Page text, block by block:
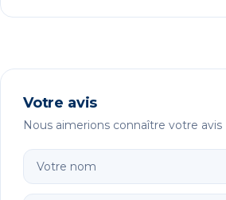
Votre avis
Nous aimerions connaître votre avis